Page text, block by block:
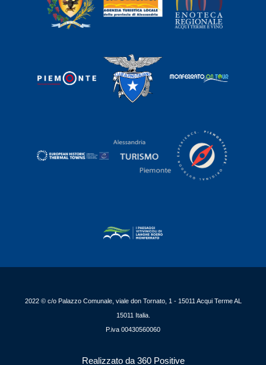
2022 © c/o Palazzo Comunale, viale don Tornato, 1 - 15011 Acqui Terme AL
15011 Italia.
P.iva 00430560060
Realizzato da 360 Positive